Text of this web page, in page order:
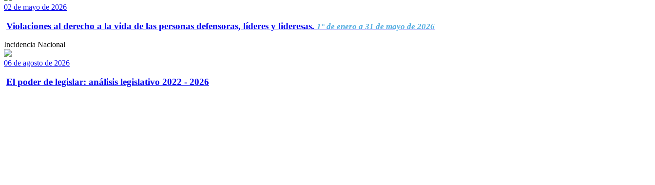
02 de mayo de 2026
Violaciones al derecho a la vida de las personas defensoras, líderes y lideresas. 1° de enero a 31 de mayo de 2026
Incidencia Nacional
06 de agosto de 2026
El poder de legislar: análisis legislativo 2022 - 2026